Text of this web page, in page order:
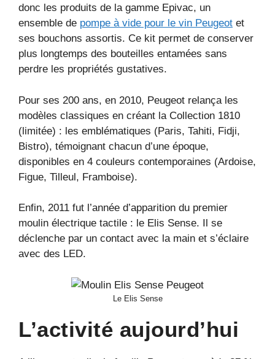
donc les produits de la gamme Epivac, un
ensemble de pompe à vide pour le vin Peugeot et
ses bouchons assortis. Ce kit permet de conserver
plus longtemps des bouteilles entamées sans
perdre les propriétés gustatives.
Pour ses 200 ans, en 2010, Peugeot relança les
modèles classiques en créant la Collection 1810
(limitée) : les emblématiques (Paris, Tahiti, Fidji,
Bistro), témoignant chacun d’une époque,
disponibles en 4 couleurs contemporaines (Ardoise,
Figue, Tilleul, Framboise).
Enfin, 2011 fut l’année d’apparition du premier
moulin électrique tactile : le Elis Sense. Il se
déclenche par un contact avec la main et s’éclaire
avec des LED.
Le Elis Sense
L’activité aujourd’hui